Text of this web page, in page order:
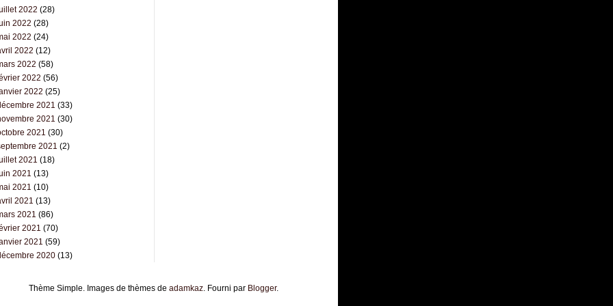
2022 (28)
2022 (28)
2022 (24)
2022 (12)
2022 (58)
2022 (56)
2022 (25)
2021 (33)
2021 (30)
2021 (30)
2021 (2)
2021 (18)
2021 (13)
2021 (10)
2021 (13)
2021 (86)
2021 (70)
2021 (59)
2020(13)
Thème Simple. Images de thèmes de adamkaz. Fourni par Blogger.